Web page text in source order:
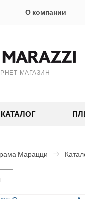
О компании
МАГАЗИН
КАТАЛОГ
Марацци